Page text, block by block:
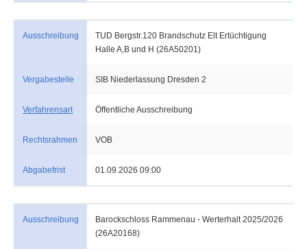
Ausschreibung
TUD Bergstr.120 Brandschutz Elt Ertüchtigung
Halle A,B und H (26A50201)
Vergabestelle SIB Niederlassung Dresden 2
Verfahrensart Öffentliche Ausschreibung
Rechtsrahmen VOB
Abgabefrist 01.09.2026 09:00
Ausschreibung
Barockschloss Rammenau - Werterhalt 2025/2026
(26A20168)